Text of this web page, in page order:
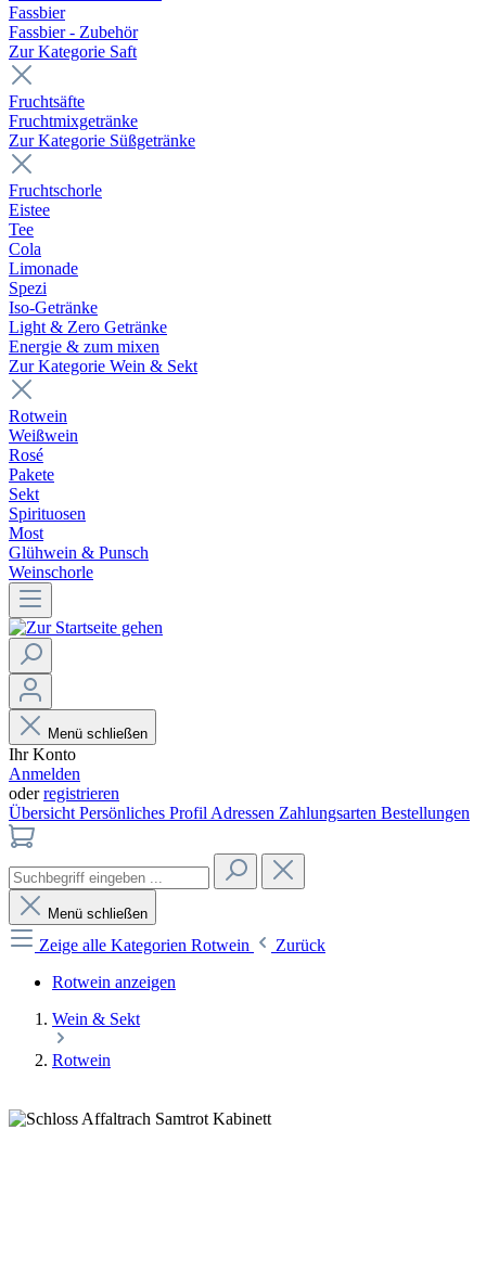
Fassbier
Fassbier - Zubehör
Zur Kategorie Saft
Fruchtsäfte
Fruchtmixgetränke
Zur Kategorie Süßgetränke
Fruchtschorle
Eistee
Tee
Cola
Limonade
Spezi
Iso-Getränke
Light & Zero Getränke
Energie & zum mixen
Zur Kategorie Wein & Sekt
Rotwein
Weißwein
Rosé
Pakete
Sekt
Spirituosen
Most
Glühwein & Punsch
Weinschorle
Menü schließen
Ihr Konto
Anmelden
oderregistrieren
Übersicht Persönliches Profil Adressen Zahlungsarten Bestellungen
Menü schließen
Zeige alle Kategorien Rotwein
Zurück
Rotwein anzeigen
Wein & Sekt
Rotwein